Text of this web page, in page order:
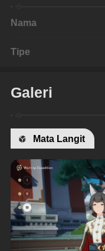
Nama
Tipe
Galeri
Mata Langit